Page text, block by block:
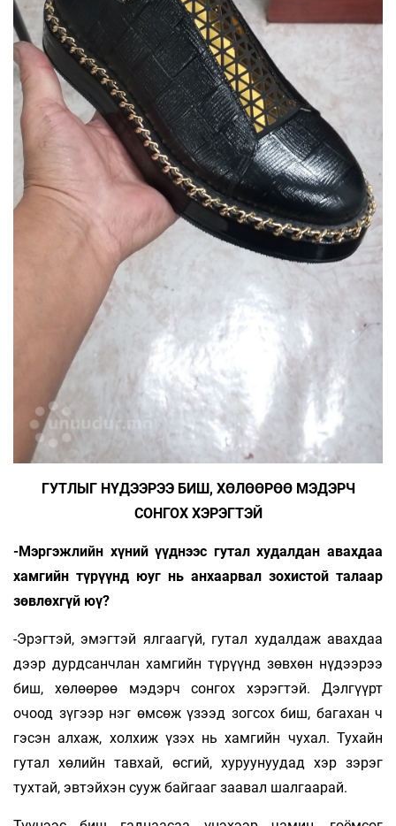
ГУТЛЫГ НҮДЭЭРЭЭ БИШ, ХӨЛӨӨРӨӨ МЭДЭРЧ
СОНГОХ ХЭРЭГТЭЙ
-Мэргэжлийн хүний үүднээс гутал худалдан авахдаа
хамгийн түрүүнд юуг нь анхаарвал зохистой талаар
зөвлөхгүй юү?
-Эрэгтэй, эмэгтэй ялгаагүй, гутал худалдаж авахдаа
дээр дурдсанчлан хамгийн түрүүнд зөвхөн нүдээрээ
биш, хөлөөрөө мэдэрч сонгох хэрэгтэй. Дэлгүүрт
очоод зүгээр нэг өмсөж үзээд зогсох биш, багахан ч
гэсэн алхаж, холхиж үзэх нь хамгийн чухал. Тухайн
гутал хөлийн тавхай, өсгий, хуруунуудад хэр зэрэг
тухтай, эвтэйхэн сууж байгааг заавал шалгаарай.